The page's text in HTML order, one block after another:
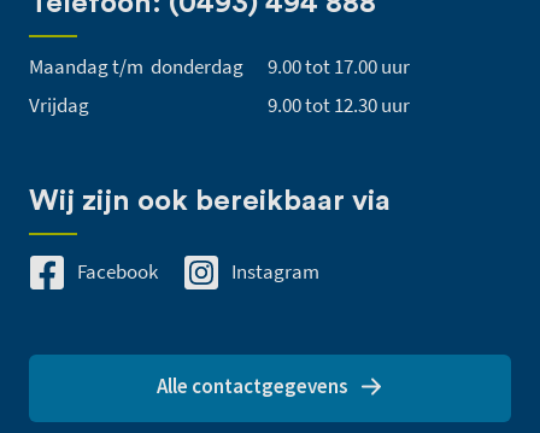
Maandag t/m donderdag
9.00 tot 17.00 uur
Vrijdag
9.00 tot 12.30 uur
Wij zijn ook bereikbaar via
Facebook Instagram
Alle contactgegevens